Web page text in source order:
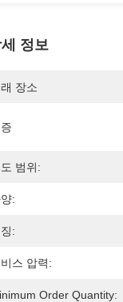
정보
장소
범위:
:
:
스 압력:
Order Quantity: